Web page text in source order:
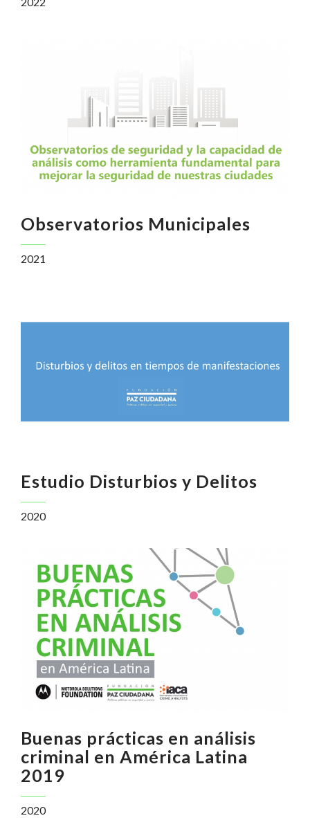
Observatorios Municipales
2021
Estudio Disturbios y Delitos
2020
Buenas prácticas en análisis
criminal en América Latina
2019
2020